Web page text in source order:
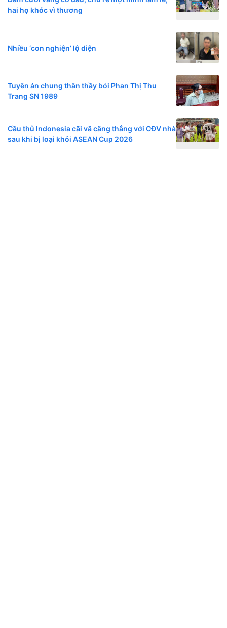
hai họ khóc vì thương
Nhiều ‘con nghiện’ lộ diện
Tuyên án chung thân thầy bói Phan Thị Thu
Trang SN 1989
Cầu thủ Indonesia cãi vã căng thẳng với CĐV nhà
sau khi bị loại khỏi ASEAN Cup 2026